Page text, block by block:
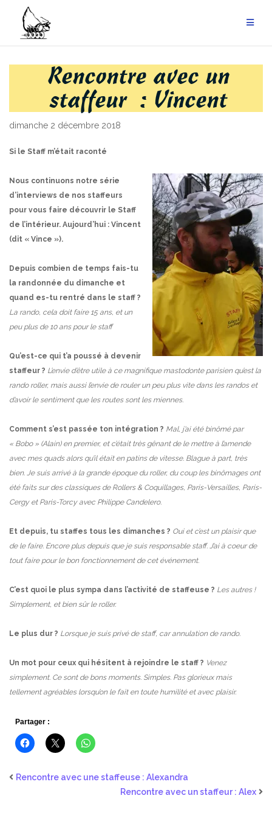
contenu
Rencontre avec un
staffeur : Vincent
dimanche 2 décembre 2018
Si le Staff m’était raconté
Nous continuons notre série
d’interviews de nos staffeurs
pour vous faire découvrir le Staff
de l’intérieur. Aujourd’hui : Vincent
(dit « Vince »).
Depuis combien de temps fais-tu
la randonnée du dimanche et
quand es-tu rentré dans le staff ?
La rando, cela doit faire 15 ans, et un
peu plus de 10 ans pour le staff
Qu’est-ce qui t’a poussé à devenir
staffeur ? L’envie d’être utile à ce magnifique mastodonte parisien qu’est la
rando roller, mais aussi l’envie de rouler un peu plus vite dans les randos et
d’avoir le sentiment que les routes sont les miennes.
Comment s’est passée ton intégration ? Mal, j’ai été binômé par
« Bobo » (Alain) en premier, et c’était très gênant de le mettre à l’amende
avec mes quads alors qu’il était en patins de vitesse. Blague à part, très
bien. Je suis arrivé à la grande époque du roller, du coup les binômages ont
été faits sur des classiques de Rollers & Coquillages, Paris-Versailles, Paris-
Cergy et Paris-Torcy avec Philippe Candelero.
Et depuis, tu staffes tous les dimanches ? Oui et c’est un plaisir que
de le faire. Encore plus depuis que je suis responsable staff. J’ai à coeur de
tout faire pour le bon fonctionnement de cet événement.
C’est quoi le plus sympa dans l’activité de staffeuse ? Les autres !
Simplement, et bien sûr le roller.
Le plus dur ? Lorsque je suis privé de staff, car annulation de rando.
Un mot pour ceux qui hésitent à rejoindre le staff ? Venez
simplement. Ce sont de bons moments. Simples. Pas glorieux mais
tellement agréables lorsqu’on le fait en toute humilité et avec plaisir.
Partager :
Rencontre avec une staffeuse : Alexandra
Rencontre avec un staffeur : Alex